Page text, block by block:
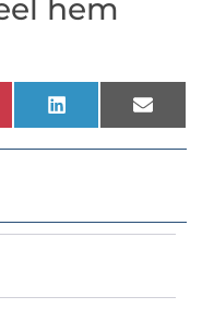
hem
LinkedIn Email